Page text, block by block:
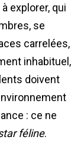
explorer, qui
se
carrelées,
inhabituel,
doivent
: ce ne
féline.